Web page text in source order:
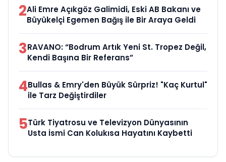
2Ali Emre Açıkgöz Galimidi, Eski AB Bakanı ve
Büyükelçi Egemen Bağış ile Bir Araya Geldi
3RAVANO: “Bodrum Artık Yeni St. Tropez Değil,
Kendi Başına Bir Referans”
4Bullas & Emry'den Büyük Sürpriz! "Kaç Kurtul"
ile Tarz Değiştirdiler
5Türk Tiyatrosu ve Televizyon Dünyasının
Usta İsmi Can Kolukısa Hayatını Kaybetti